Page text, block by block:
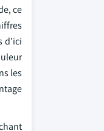
ce
d'ici
les